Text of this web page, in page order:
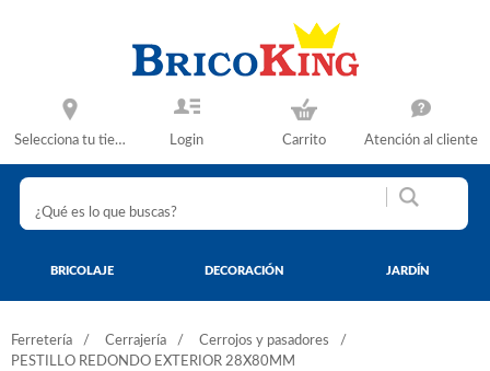
Selecciona tu tienda Login Carrito Atención al cliente
BRICOLAJE DECORACIÓN JARDÍN
Ferretería Cerrajería
Cerrojos y pasadores
PESTILLO REDONDO EXTERIOR 28X80MM